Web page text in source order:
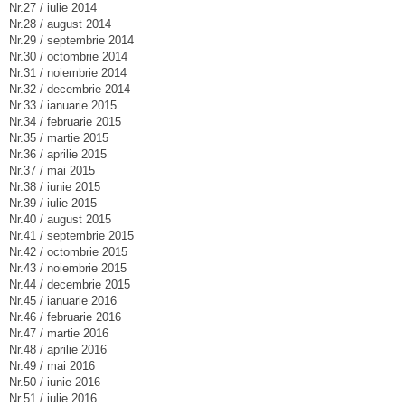
Nr.27 / iulie 2014
Nr.28 / august 2014
Nr.29 / septembrie 2014
Nr.30 / octombrie 2014
Nr.31 / noiembrie 2014
Nr.32 / decembrie 2014
Nr.33 / ianuarie 2015
Nr.34 / februarie 2015
Nr.35 / martie 2015
Nr.36 / aprilie 2015
Nr.37 / mai 2015
Nr.38 / iunie 2015
Nr.39 / iulie 2015
Nr.40 / august 2015
Nr.41 / septembrie 2015
Nr.42 / octombrie 2015
Nr.43 / noiembrie 2015
Nr.44 / decembrie 2015
Nr.45 / ianuarie 2016
Nr.46 / februarie 2016
Nr.47 / martie 2016
Nr.48 / aprilie 2016
Nr.49 / mai 2016
Nr.50 / iunie 2016
Nr.51 / iulie 2016